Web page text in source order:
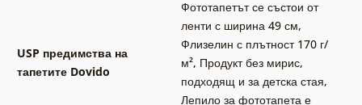
USP предимства на
тапетите Dovido
Фототапетът се състои от
ленти с ширина 49 см,
Флизелин с плътност 170 г/
м², Продукт без мирис,
подходящ и за детска стая,
Лепило за фототапета е